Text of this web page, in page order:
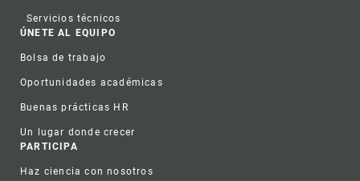
Servicios técnicos
ÚNETE AL EQUIPO
Bolsa de trabajo
Oportunidades académicas
Buenas prácticas HR
Un lugar donde crecer
PARTICIPA
Haz ciencia con nosotros